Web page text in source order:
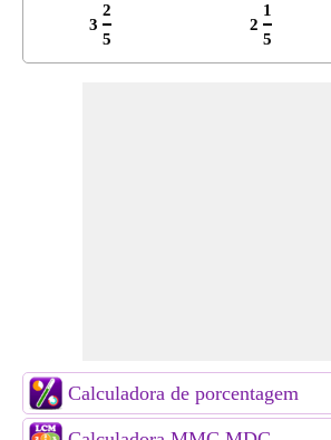
3
2
5
2
1
5
Calculadora de porcentagem